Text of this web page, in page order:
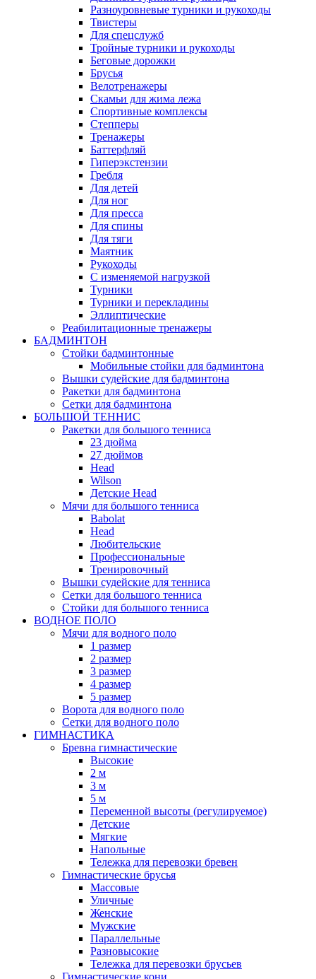
Разноуровневые турники и рукоходы
Твистеры
Для спецслужб
Тройные турники и рукоходы
Беговые дорожки
Брусья
Велотренажеры
Скамьи для жима лежа
Спортивные комплексы
Степперы
Тренажеры
Баттерфляй
Гиперэкстензии
Гребля
Для детей
Для ног
Для пресса
Для спины
Для тяги
Маятник
Рукоходы
С изменяемой нагрузкой
Турники
Турники и перекладины
Эллиптические
Реабилитационные тренажеры
БАДМИНТОН
Стойки бадминтонные
Мобильные стойки для бадминтона
Вышки судейские для бадминтона
Ракетки для бадминтона
Сетки для бадминтона
БОЛЬШОЙ ТЕННИС
Ракетки для большого тенниса
23 дюйма
27 дюймов
Head
Wilson
Детские Head
Мячи для большого тенниса
Babolat
Head
Любительские
Профессиональные
Тренировочный
Вышки судейские для тенниса
Сетки для большого тенниса
Стойки для большого тенниса
ВОДНОЕ ПОЛО
Мячи для водного поло
1 размер
2 размер
3 размер
4 размер
5 размер
Ворота для водного поло
Сетки для водного поло
ГИМНАСТИКА
Бревна гимнастические
Высокие
2 м
3 м
5 м
Переменной высоты (регулируемое)
Детские
Мягкие
Напольные
Тележка для перевозки бревен
Гимнастические брусья
Массовые
Уличные
Женские
Мужские
Параллельные
Разновысокие
Тележка для перевозки брусьев
Гимнастические кони